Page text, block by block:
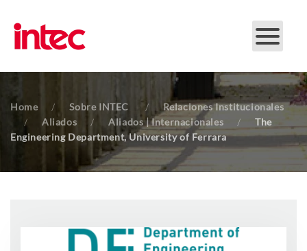
Skip to main content
Home Sobre INTEC
Relaciones Institucionales
Aliados
Aliados | Internacionales
The
Engineering Department, University of Ferrara